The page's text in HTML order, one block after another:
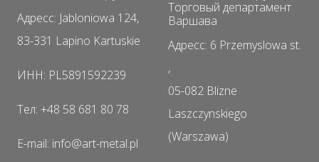
Адресс: Jabloniowa 124,
83-331 Lapino Kartuskie
ИНН: PL5891592239
Тел: +48 58 681 80 78
E-mail: info@art-metal.pl
Торговый департамент
Варшава
Адресс: 6 Przemyslowa st.
,
05-082 Blizne
Laszczynskiego
(Warszawa)